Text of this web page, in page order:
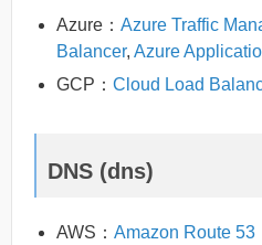
Azure： Azure Traffic
Balancer, Azure
GCP： Cloud Load
DNS (dns)
AWS： Amazon Route 53